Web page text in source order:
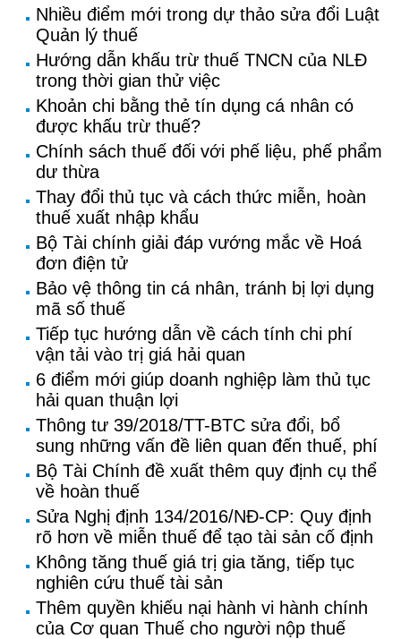
Nhiều điểm mới trong dự thảo sửa đổi Luật
Quản lý thuế
Hướng dẫn khấu trừ thuế TNCN của NLĐ
trong thời gian thử việc
Khoản chi bằng thẻ tín dụng cá nhân có
được khấu trừ thuế?
Chính sách thuế đối với phế liệu, phế phẩm
dư thừa
Thay đổi thủ tục và cách thức miễn, hoàn
thuế xuất nhập khẩu
Bộ Tài chính giải đáp vướng mắc về Hoá
đơn điện tử
Bảo vệ thông tin cá nhân, tránh bị lợi dụng
mã số thuế
Tiếp tục hướng dẫn về cách tính chi phí
vận tải vào trị giá hải quan
6 điểm mới giúp doanh nghiệp làm thủ tục
hải quan thuận lợi
Thông tư 39/2018/TT-BTC sửa đổi, bổ
sung những vấn đề liên quan đến thuế, phí
Bộ Tài Chính đề xuất thêm quy định cụ thể
về hoàn thuế
Sửa Nghị định 134/2016/NĐ-CP: Quy định
rõ hơn về miễn thuế để tạo tài sản cố định
Không tăng thuế giá trị gia tăng, tiếp tục
nghiên cứu thuế tài sản
Thêm quyền khiếu nại hành vi hành chính
của Cơ quan Thuế cho người nộp thuế